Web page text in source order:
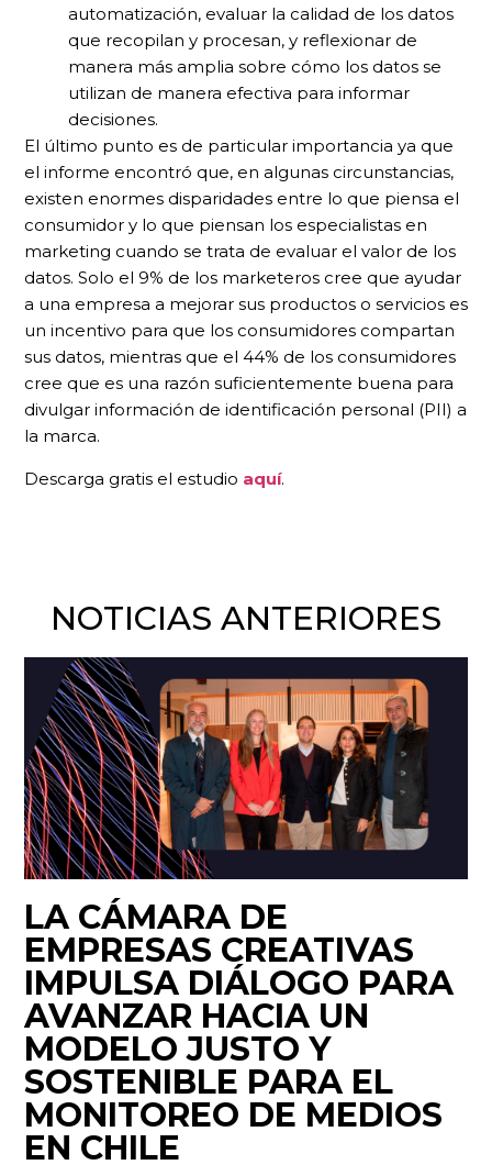
automatización, evaluar la calidad de los datos
que recopilan y procesan, y reflexionar de
manera más amplia sobre cómo los datos se
utilizan de manera efectiva para informar
decisiones.
El último punto es de particular importancia ya que
el informe encontró que, en algunas circunstancias,
existen enormes disparidades entre lo que piensa el
consumidor y lo que piensan los especialistas en
marketing cuando se trata de evaluar el valor de los
datos. Solo el 9% de los marketeros cree que ayudar
a una empresa a mejorar sus productos o servicios es
un incentivo para que los consumidores compartan
sus datos, mientras que el 44% de los consumidores
cree que es una razón suficientemente buena para
divulgar información de identificación personal (PII) a
la marca.
Descarga gratis el estudio aquí.
NOTICIAS ANTERIORES
LA CÁMARA DE
EMPRESAS CREATIVAS
IMPULSA DIÁLOGO PARA
AVANZAR HACIA UN
MODELO JUSTO Y
SOSTENIBLE PARA EL
MONITOREO DE MEDIOS
EN CHILE